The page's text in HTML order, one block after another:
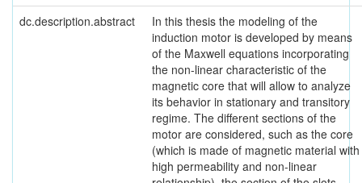
dc.description.abstract
In this thesis the modeling of the
induction motor is developed by means
of the Maxwell equations incorporating
the non-linear characteristic of the
magnetic core that will allow to analyze
its behavior in stationary and transitory
regime. The different sections of the
motor are considered, such as the core
(which is made of magnetic material with
high permeability and non-linear